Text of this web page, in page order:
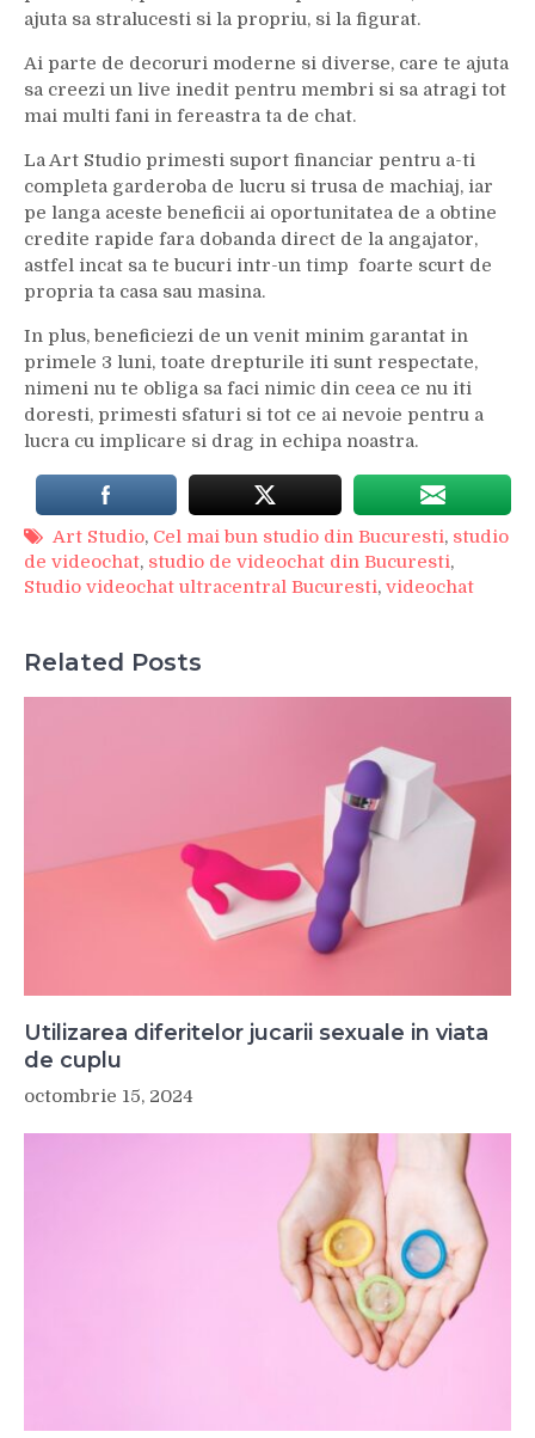
ajuta sa stralucesti si la propriu, si la figurat.
Ai parte de decoruri moderne si diverse, care te ajuta
sa creezi un live inedit pentru membri si sa atragi tot
mai multi fani in fereastra ta de chat.
La Art Studio primesti suport financiar pentru a-ti
completa garderoba de lucru si trusa de machiaj, iar
pe langa aceste beneficii ai oportunitatea de a obtine
credite rapide fara dobanda direct de la angajator,
astfel incat sa te bucuri intr-un timp foarte scurt de
propria ta casa sau masina.
In plus, beneficiezi de un venit minim garantat in
primele 3 luni, toate drepturile iti sunt respectate,
nimeni nu te obliga sa faci nimic din ceea ce nu iti
doresti, primesti sfaturi si tot ce ai nevoie pentru a
lucra cu implicare si drag in echipa noastra.
Art Studio, Cel mai bun studio din Bucuresti, studio
de videochat, studio de videochat din Bucuresti,
Studio videochat ultracentral Bucuresti, videochat
Related Posts
Utilizarea diferitelor jucarii sexuale in viata
de cuplu
octombrie 15, 2024